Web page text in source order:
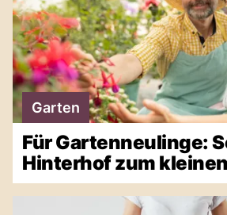
Garten
Für Gartenneulinge:
Hinterhof zum